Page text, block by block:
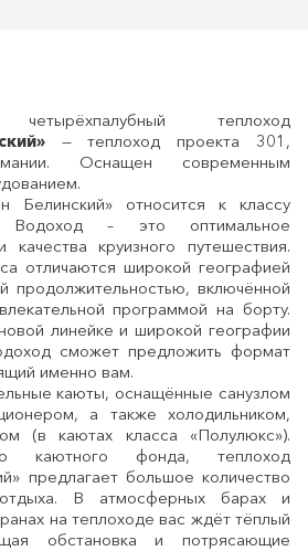
четырёхпалубный теплоход
— теплоход проекта 301,
Оснащен современным
Белинский» относится к классу
Водоход – это оптимальное
круизного путешествия.
отличаются широкой географией
продолжительностью, включённой
программой на борту.
линейке и широкой географии
сможет предложить формат
именно вам.
каюты, оснащённые санузлом
а также холодильником,
(в каютах класса «Полулюкс»).
каютного фонда, теплоход
предлагает большое количество
В атмосферных барах и
на теплоходе вас ждёт тёплый
обстановка и потрясающие